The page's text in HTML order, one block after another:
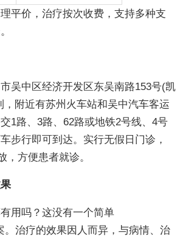
平价，治疗按次收费，支持多种支
吴中区经济开发区东吴南路153号(凯
，附近有苏州火车站和吴中汽车客运
1路、3路、62路或地铁2号线、4号
步行即可到达。实行无假日门诊，
，方便患者就诊。
用吗？这没有一个简单
。治疗的效果因人而异，与病情、治